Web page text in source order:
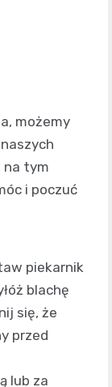
możemy
na tym
i poczuć
piekarnik
blachę
się, że
przed
lub za